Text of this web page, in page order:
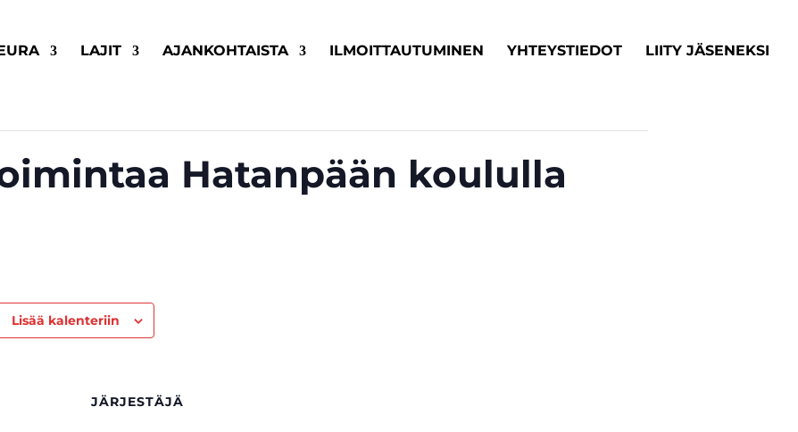
LAJIT AJANKOHTAISTA ILMOITTAUTUMINEN YHTEYSTIEDOT LIITY JÄSENEKSI
Hatanpään koululla
Lisää kalenteriin
JÄRJESTÄJÄ